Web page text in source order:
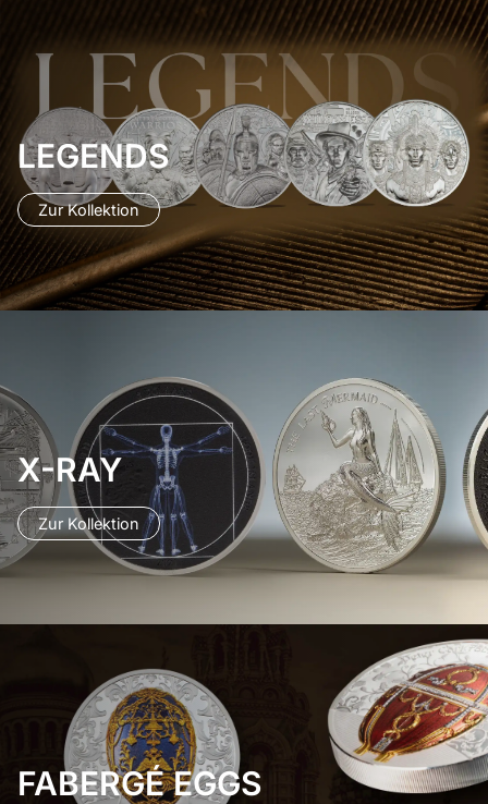
LEGENDS
Zur Kollektion
X-RAY
Zur Kollektion
FABERGÉ EGGS